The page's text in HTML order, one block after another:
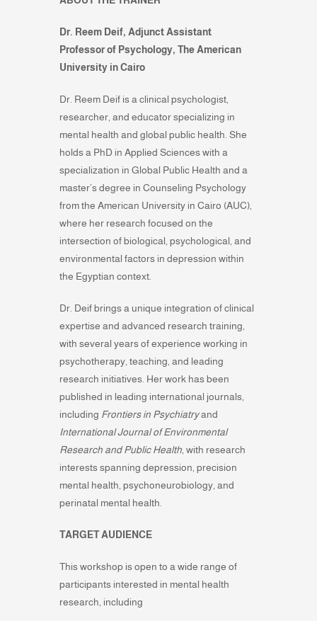
Dr. Reem Deif, Adjunct Assistant
Professor of Psychology, The American
University in Cairo
Dr. Reem Deif is a clinical psychologist,
researcher, and educator specializing in
mental health and global public health. She
holds a PhD in Applied Sciences with a
specialization in Global Public Health and a
master’s degree in Counseling Psychology
from the American University in Cairo (AUC),
where her research focused on the
intersection of biological, psychological, and
environmental factors in depression within
the Egyptian context.
Dr. Deif brings a unique integration of clinical
expertise and advanced research training,
with several years of experience working in
psychotherapy, teaching, and leading
research initiatives. Her work has been
published in leading international journals,
including Frontiers in Psychiatryand
International Journal of Environmental
Research and Public Health , with research
interests spanning depression, precision
mental health, psychoneurobiology, and
perinatal mental health.
TARGET AUDIENCE
This workshop is open to a wide range of
participants interested in mental health
research, including